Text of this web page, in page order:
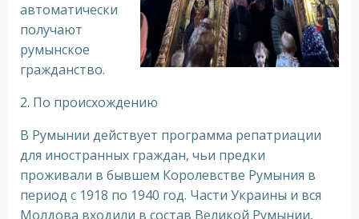
автоматически
получают
румынское
гражданство.
2. По происхождению
В Румынии действует программа репатриации
для иностранных граждан, чьи предки
проживали в бывшем Королевстве Румыния в
период с 1918 по 1940 год. Части Украины и вся
Молдова входили в состав Великой Румынии,